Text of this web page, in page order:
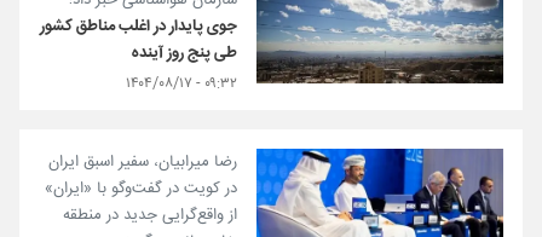
جوی پایدار در اغلب مناطق کشور
طی پنج روز آینده
۰۹:۳۲ - ۱۴۰۴/۰۸/۱۷
رضا میرابیان، سفیر اسبق ایران
در کویت در گفت‌و‌گو با «ایران»
از واقع‌گرایی جدید در منطقه